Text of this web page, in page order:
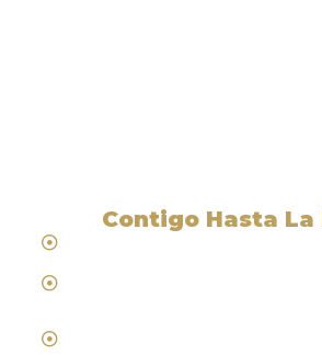
Contigo Hasta La